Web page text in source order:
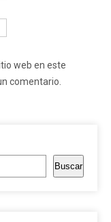
web en este
comentario.
Buscar